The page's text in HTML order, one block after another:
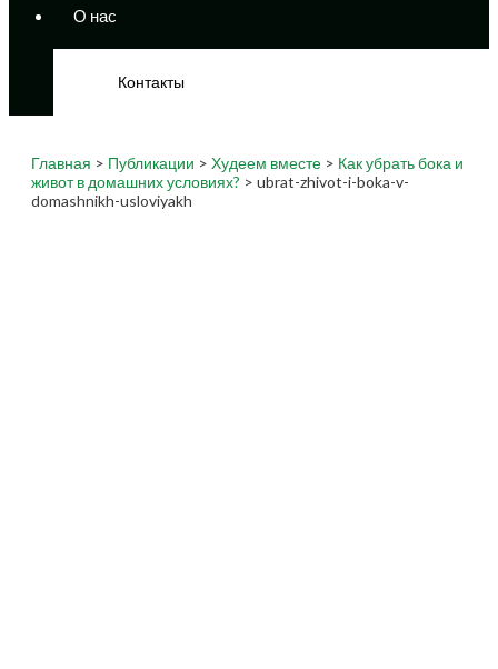
О нас
Контакты
Главная > Публикации > Худеем вместе > Как убрать бока и
живот в домашних условиях? > ubrat-zhivot-i-boka-v-
domashnikh-usloviyakh